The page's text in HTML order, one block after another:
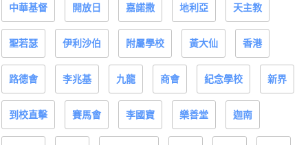
中華基督 開放日 嘉諾撒 地利亞 天主教
聖若瑟 伊利沙伯 附屬學校 黃大仙 香港
路德會 李兆基 九龍 商會 紀念學校 新界
到校直擊 賽馬會 李國寶 樂善堂 迦南